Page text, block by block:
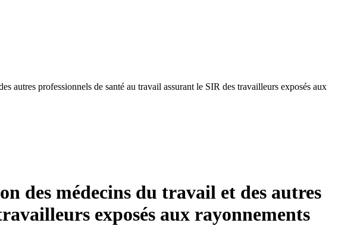
autres professionnels de santé au travail assurant le SIR des travailleurs exposés aux
des médecins du travail et des autres
exposés aux rayonnements